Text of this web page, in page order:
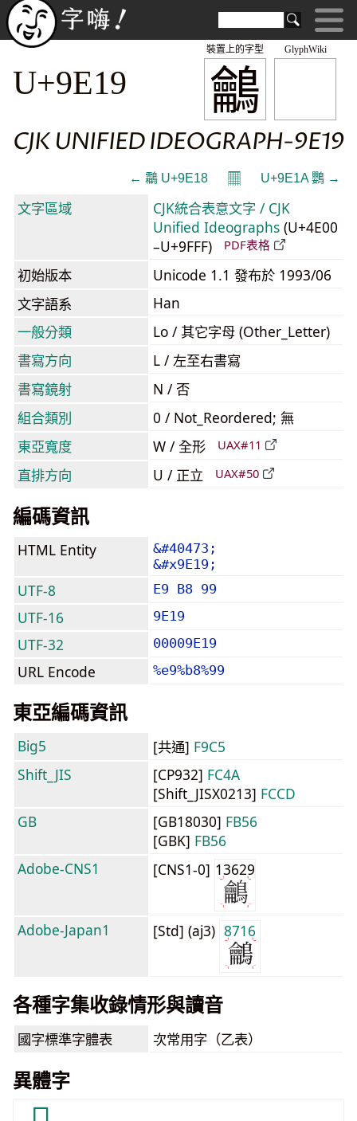
GlyphWiki
鸙
裝置上的字型
U+9E19
CJK UNIFIED IDEOGRAPH-9E19
← 鸘 U+9E18 𝄜 U+9E1A 鸚 →
文字區域
CJK統合表意文字 / CJK
Unified Ideographs (U+4E00
–U+9FFF)
PDF表格
初始版本
Unicode 1.1 發布於 1993/06
文字語系
Han
一般分類
Lo / 其它字母 (Other_Letter)
書寫方向
L / 左至右書寫
書寫鏡射
N / 否
組合類別
0 / Not_Reordered; 無
東亞寬度
W / 全形 UAX#11
直排方向 U / 正立 UAX#50
編碼資訊
HTML Entity
&#40473;
&#x9E19;
UTF-8 E9 B8 99
UTF-16 9E19
UTF-32 00009E19
URL Encode %e9%b8%99
東亞編碼資訊
Big5 [共通] F9C5
Shift_JIS
[CP932] FC4A
[Shift_JISX0213] FCCD
GB
[GB18030] FB56
[GBK] FB56
Adobe-CNS1
[CNS1-0] 13629
Adobe-Japan1 [Std] (aj3) 8716
各種字集收錄情形與讀音
國字標準字體表 次常用字（乙表）
異體字